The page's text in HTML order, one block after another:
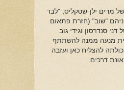
של מרים ילן-שטקליס, "לבד
"שוב" (חזרת פתאום
ללהקת "גזוז" של דני סנדרסון וגידי גוב
מנעה ממנה להשתתף
להצליח כאן ועזבה
דרכים.